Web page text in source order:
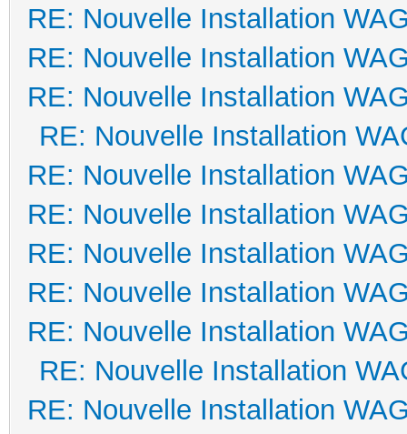
RE: Nouvelle Installation
RE: Nouvelle Installation
RE: Nouvelle Installation
RE: Nouvelle Installation
RE: Nouvelle Installation
RE: Nouvelle Installation
RE: Nouvelle Installation
RE: Nouvelle Installation
RE: Nouvelle Installation
RE: Nouvelle Installation
RE: Nouvelle Installation